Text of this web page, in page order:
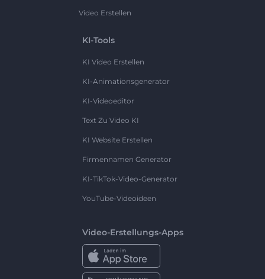
Video Erstellen
KI-Tools
KI Video Erstellen
KI-Animationsgenerator
KI-Videoeditor
Text Zu Video KI
KI Website Erstellen
Firmennamen Generator
KI-TikTok-Video-Generator
YouTube-Videoideen
Video-Erstellungs-Apps